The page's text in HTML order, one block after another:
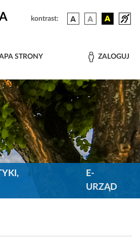
kontrast:
STRONY ZALOGUJ
E-
URZĄD